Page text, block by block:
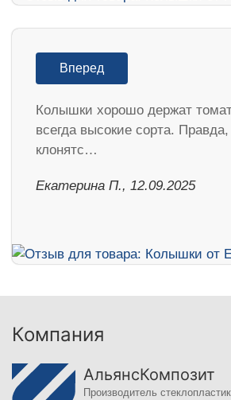
Вперед
Колышки хорошо держат
всегда высокие сорта. Правда,
клонятс…
Екатерина П., 12.09.2025
Компания
АльянсКомпозит
Производитель